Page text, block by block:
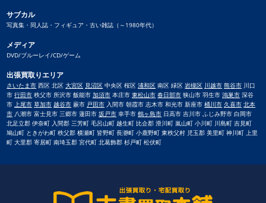
サブカル
写真集・同人誌・フィギュア・古い雑誌（～1980年代）
メディア
DVD/ブルーレイ/CD/ゲーム
出張買取りエリア
さいたま市 西区 北区大宮区 見沼区 中央区 桜区浦和区 南区 緑区岩槻区 川越市 熊谷市 川口
市行田市 秩父市 所沢市 飯能市加須市 本庄市東松山市 春日部市 狭山市 羽生市鴻巣市 深谷
市上尾市 草加市 越谷市 蕨市 戸田市 入間市 朝霞市 志木市 和光市 新座市桶川市 久喜市 北本
市 八潮市 富士見市 三郷市 蓮田市坂戸市 幸手市鶴ヶ島市 日高市 吉川市 ふじみ野市 白岡市
北足立郡 伊奈町 入間郡 三芳町 毛呂山町 越生町 比企郡 滑川町 嵐山町 小川町 川島町 吉見町
鳩山町 ときがわ町 秩父郡 横瀬町 皆野町 長瀞町 小鹿野町 東秩父村 児玉郡 美里町 神川町 上里
町 大里郡 寄居町 南埼玉郡 宮代町 北葛飾郡 杉戸町 松伏町